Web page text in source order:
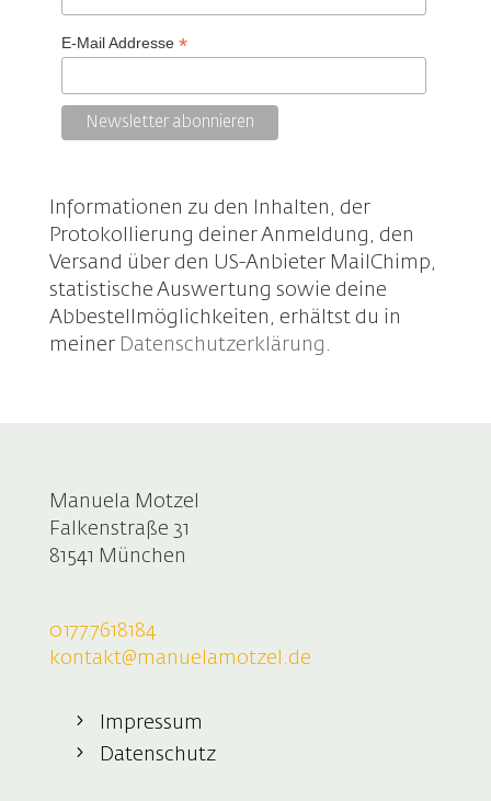
E-Mail Addresse *
Informationen zu den Inhalten, der
Protokollierung deiner Anmeldung, den
Versand über den US-Anbieter MailChimp,
statistische Auswertung sowie deine
Abbestellmöglichkeiten, erhältst du in
meiner Datenschutzerklärung .
Manuela Motzel
Falkenstraße 31
81541 München
0177.7618184
kontakt@manuelamotzel.de
Impressum
Datenschutz